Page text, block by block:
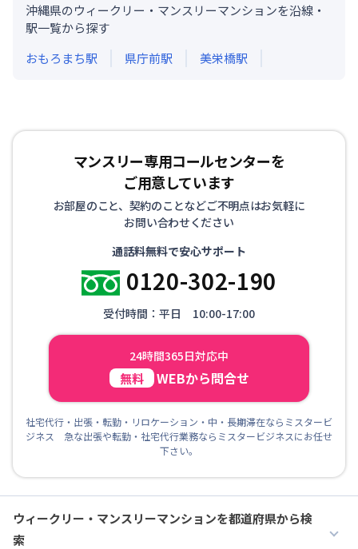
沖縄県のウィークリー・マンスリーマンションを沿線・
駅一覧から探す
おもろまち駅 県庁前駅 美栄橋駅
マンスリー専用コールセンターを
ご用意しています
お部屋のこと、契約のことなどご不明点はお気軽に
お問い合わせください
通話料無料で安心サポート
0120-302-190
受付時間：平日 10:00-17:00
24時間365日対応中
無料 WEBから問合せ
社宅代行・出張・転勤・リロケーション・中・長期滞在ならミスタービ
ジネス 急な出張や転勤・社宅代行業務ならミスタービジネスにお任せ
下さい。
ウィークリー・マンスリーマンションを都道府県から検
索